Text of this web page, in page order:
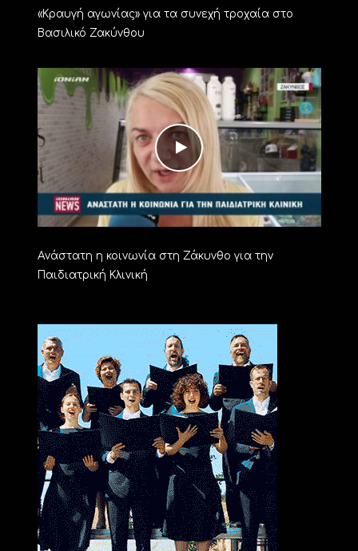
«Kραυγή αγωνίας» για τα συνεχή τροχαία στο
Βασιλικό Ζακύνθου
Aνάστατη η κοινωνία στη Ζάκυνθο για την
Παιδιατρική Κλινική